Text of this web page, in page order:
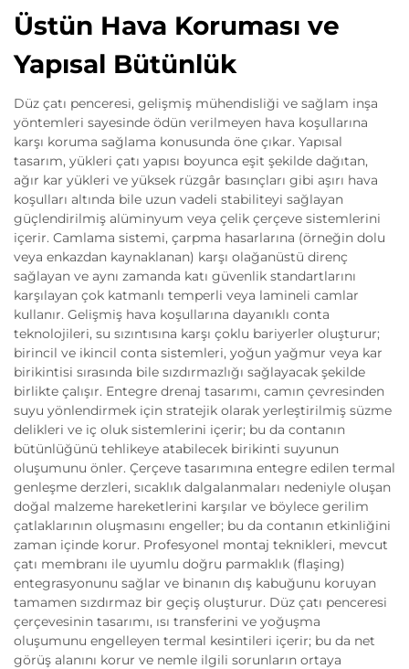
Üstün Hava Koruması ve
Yapısal Bütünlük
Düz çatı penceresi, gelişmiş mühendisliği ve sağlam inşa
yöntemleri sayesinde ödün verilmeyen hava koşullarına
karşı koruma sağlama konusunda öne çıkar. Yapısal
tasarım, yükleri çatı yapısı boyunca eşit şekilde dağıtan,
ağır kar yükleri ve yüksek rüzgâr basınçları gibi aşırı hava
koşulları altında bile uzun vadeli stabiliteyi sağlayan
güçlendirilmiş alüminyum veya çelik çerçeve sistemlerini
içerir. Camlama sistemi, çarpma hasarlarına (örneğin dolu
veya enkazdan kaynaklanan) karşı olağanüstü direnç
sağlayan ve aynı zamanda katı güvenlik standartlarını
karşılayan çok katmanlı temperli veya lamineli camlar
kullanır. Gelişmiş hava koşullarına dayanıklı conta
teknolojileri, su sızıntısına karşı çoklu bariyerler oluşturur;
birincil ve ikincil conta sistemleri, yoğun yağmur veya kar
birikintisi sırasında bile sızdırmazlığı sağlayacak şekilde
birlikte çalışır. Entegre drenaj tasarımı, camın çevresinden
suyu yönlendirmek için stratejik olarak yerleştirilmiş süzme
delikleri ve iç oluk sistemlerini içerir; bu da contanın
bütünlüğünü tehlikeye atabilecek birikinti suyunun
oluşumunu önler. Çerçeve tasarımına entegre edilen termal
genleşme derzleri, sıcaklık dalgalanmaları nedeniyle oluşan
doğal malzeme hareketlerini karşılar ve böylece gerilim
çatlaklarının oluşmasını engeller; bu da contanın etkinliğini
zaman içinde korur. Profesyonel montaj teknikleri, mevcut
çatı membranı ile uyumlu doğru parmaklık (flaşing)
entegrasyonunu sağlar ve binanın dış kabuğunu koruyan
tamamen sızdırmaz bir geçiş oluşturur. Düz çatı penceresi
çerçevesinin tasarımı, ısı transferini ve yoğuşma
oluşumunu engelleyen termal kesintileri içerir; bu da net
görüş alanını korur ve nemle ilgili sorunların ortaya